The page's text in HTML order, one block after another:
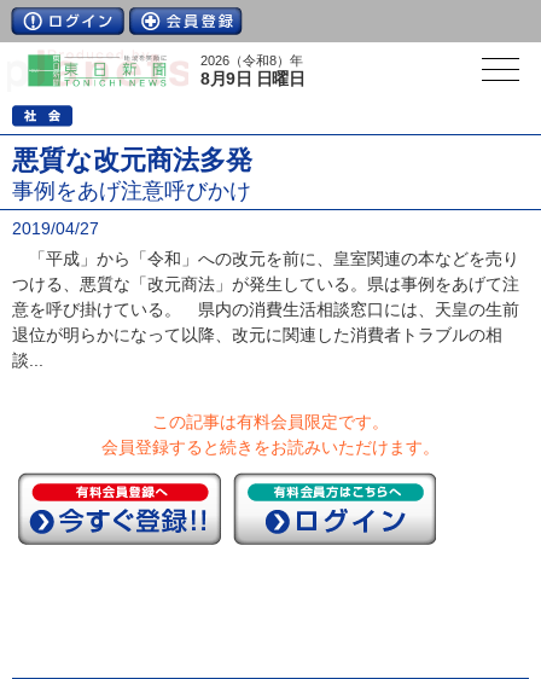
2026（令和8）年
8月9日 日曜日
悪質な改元商法多発
事例をあげ注意呼びかけ
2019/04/27
「平成」から「令和」への改元を前に、皇室関連の本などを売り
つける、悪質な「改元商法」が発生している。県は事例をあげて注
意を呼び掛けている。 県内の消費生活相談窓口には、天皇の生前
退位が明らかになって以降、改元に関連した消費者トラブルの相
談...
この記事は有料会員限定です。
会員登録すると続きをお読みいただけます。